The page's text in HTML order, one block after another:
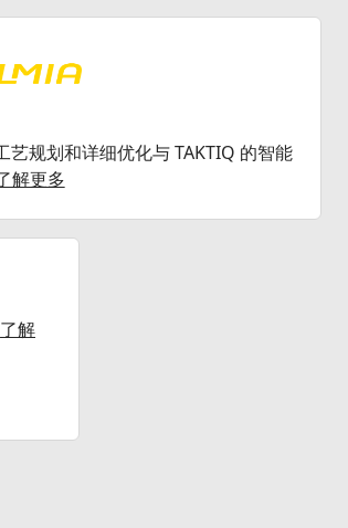
艺规划和详细优化与 TAKTIQ 的智能
解更多
了解